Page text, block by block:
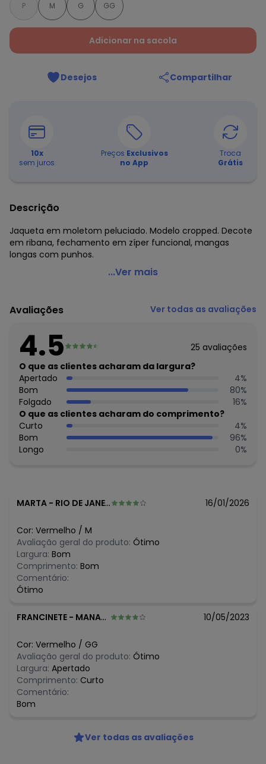
P M G GG
Adicionar na sacola
Desejos Compartilhar
10x
sem juros
Preços Exclusivos
no App
Troca
Grátis
Descrição
Jaqueta em moletom peluciado. Modelo cropped. Decote
em ribana, fechamento em zíper funcional, mangas
longas com punhos.
Moda Pop - Jaqueta Cropped Cereja com Zíper
Modelagem: Solto
Comprimento da manga: Longa
Comprimento: Cropped
Observação: Modelo cropped - Zíper
Fechamento: Zíper
Tecido: Moletom com pelúcia
Composição: Conforme imagem etiqueta
Histórico de preços
O preço apresentado abaixo é o menor oferecido em
algum dia do mês, para o menor tamanho disponível.
agosto/2026
N/D*
abril/2026 N/D*
fevereiro/2026
...Ver mais
Avaliações Ver todas as avaliações
4.5 25 avaliações
O que as clientes acharam da largura?
Apertado
4%
Bom
80%
Folgado
16%
O que as clientes acharam do comprimento?
Curto
4%
Bom
96%
Longo
0%
MARTA - RIO DE JANEIRO - RJ 16/01/2026
Cor: Vermelho / M
Avaliação geral do produto: Ótimo
Largura: Bom
Comprimento: Bom
Comentário:
Ótimo
FRANCINETE - MANAUS - AM 10/05/2023
Cor: Vermelho / GG
Avaliação geral do produto: Ótimo
Largura: Apertado
Comprimento: Curto
Comentário:
Bom
Ver todas as avaliações